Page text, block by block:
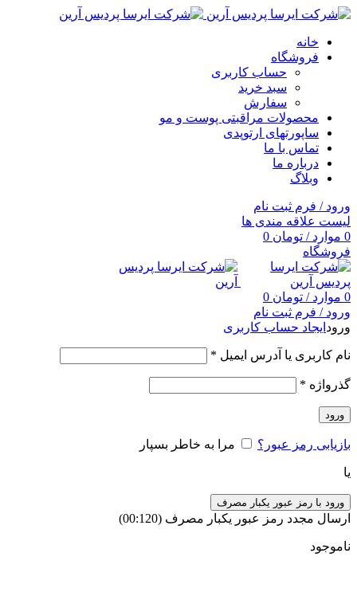
خانه
فروشگاه
حساب کاربری
سبد خرید
سفارش
محصولات مراقبتی پوست و مو
ساپورتهای ارتوپدی
تماس با ما
درباره ما
وبلاگ
ورود / فرم ثبت نام
لیست علاقه مندی ها
0 موارد / تومان
فروشگاه
0 موارد / تومان
ورود / فرم ثبت نام
ورود ایجاد حساب کاربری
نام کاربری یا آدرس ایمیل *
گذرواژه *
ورود
بازیابی رمز عبور؟ مرا به خاطر بسپار
یا
ورود با رمز عبور یکبار مصرف
ارسال مجدد رمز عبور یکبار مصرف (00:
120
)
ناموجود